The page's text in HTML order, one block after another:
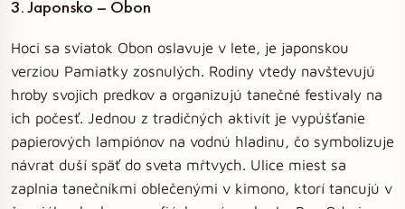
3. Japonsko – Obon
Hoci sa sviatok Obon oslavuje v lete, je japonskou
verziou Pamiatky zosnulých. Rodiny vtedy navštevujú
hroby svojich predkov a organizujú tanečné festivaly na
ich počesť. Jednou z tradičných aktivít je vypúšťanie
papierových lampiónov na vodnú hladinu, čo symbolizuje
návrat duší späť do sveta mŕtvych. Ulice miest sa
zaplnia tanečníkmi oblečenými v kimono, ktorí tancujú v